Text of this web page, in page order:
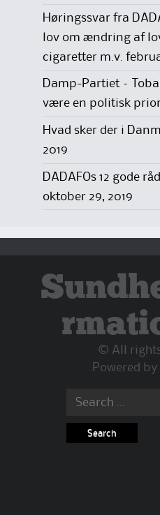
Høringssvar fra
lov om ændring af
cigaretter m.v.
Damp-Partiet –
være en politisk
Hvad sker der i
2019
DADAFOs 12 gode
oktober 29, 2019
© All
Powered by
Search